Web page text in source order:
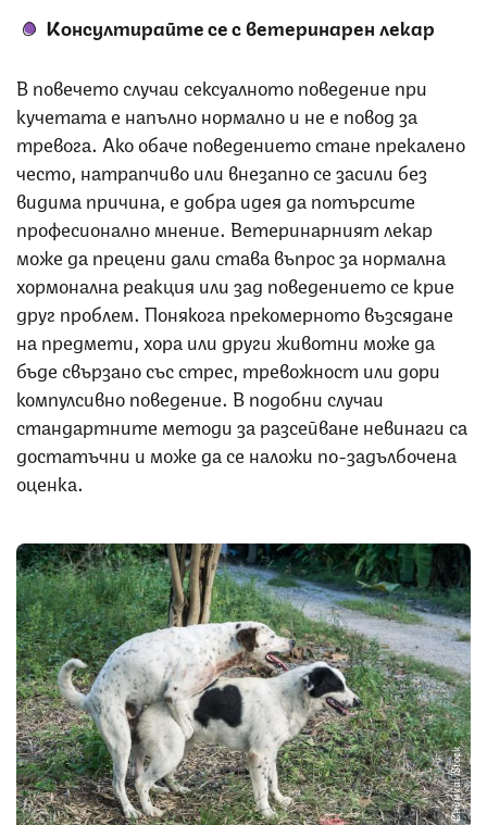
Консултирайте се с ветеринарен лекар
В повечето случаи сексуалното поведение при
кучетата е напълно нормално и не е повод за
тревога. Ако обаче поведението стане прекалено
често, натрапчиво или внезапно се засили без
видима причина, е добра идея да потърсите
професионално мнение. Ветеринарният лекар
може да прецени дали става въпрос за нормална
хормонална реакция или зад поведението се крие
друг проблем. Понякога прекомерното възсядане
на предмети, хора или други животни може да
бъде свързано със стрес, тревожност или дори
компулсивно поведение. В подобни случаи
стандартните методи за разсейване невинаги са
достатъчни и може да се наложи по-задълбочена
оценка.
Снимка: iStock